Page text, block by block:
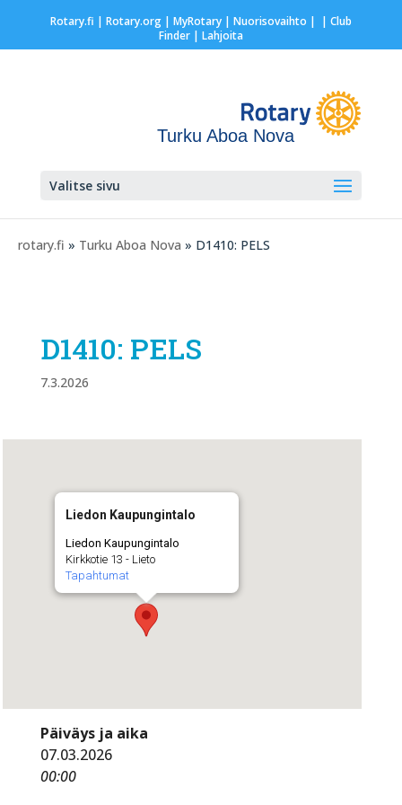
Rotary.fi | Rotary.org| MyRotary | Nuorisovaihto | | Club
Finder| Lahjoita
Turku Aboa Nova
Valitse sivu
rotary.fi » Turku Aboa Nova » D1410: PELS
D1410: PELS
7.3.2026
Liedon Kaupungintalo
Liedon Kaupungintalo
Kirkkotie 13 - Lieto
Tapahtumat
Päiväys ja aika
07.03.2026
00:00